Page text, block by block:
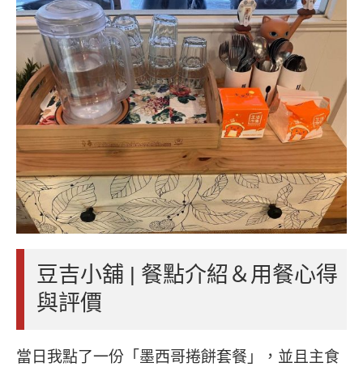
豆吉小舖 | 餐點介紹＆用餐心得
與評價
當日我點了一份「墨西哥捲餅套餐」，並且主食